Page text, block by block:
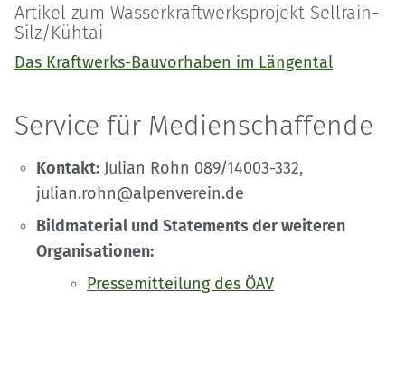
Artikel zum Wasserkraftwerksprojekt Sellrain-
Silz/Kühtai
Das Kraftwerks-Bauvorhaben im Längental
Service für Medienschaffende
Kontakt: Julian Rohn 089/14003-332,
julian.rohn@alpenverein.de
Bildmaterial und Statements der weiteren
Organisationen:
Pressemitteilung des ÖAV